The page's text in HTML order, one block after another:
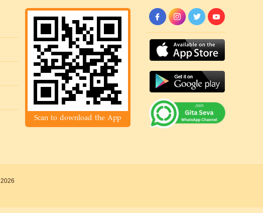
Scan to download the App
2026